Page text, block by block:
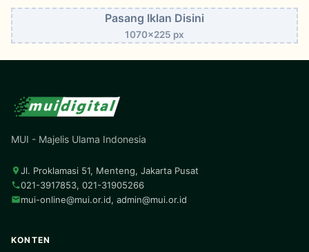
Pasang Iklan Disini
1070x225 px
MUI - Majelis Ulama Indonesia
Jl. Proklamasi 51, Menteng, Jakarta Pusat
021-3917853, 021-31905266
mui-online@mui.or.id, admin@mui.or.id
KONTEN